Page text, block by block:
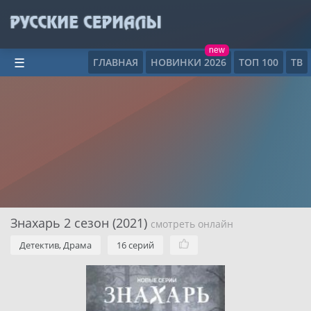
ГЛАВНАЯ НОВИНКИ 2026
new
ТОП 100 ТВ
☰
Знахарь 2 сезон (2021) смотреть онлайн
Детектив, Драма 16 серий